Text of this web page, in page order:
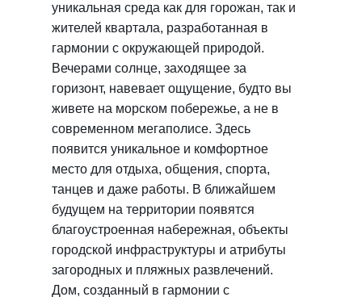
уникальная среда как для горожан, так и
жителей квартала, разработанная в
гармонии с окружающей природой.
Вечерами солнце, заходящее за
горизонт, навевает ощущение, будто вы
живете на морском побережье, а не в
современном мегаполисе. Здесь
появится уникальное и комфортное
место для отдыха, общения, спорта,
танцев и даже работы. В ближайшем
будущем на территории появятся
благоустроенная набережная, объекты
городской инфраструктуры и атрибуты
загородных и пляжных развлечений.
Дом, созданный в гармонии с